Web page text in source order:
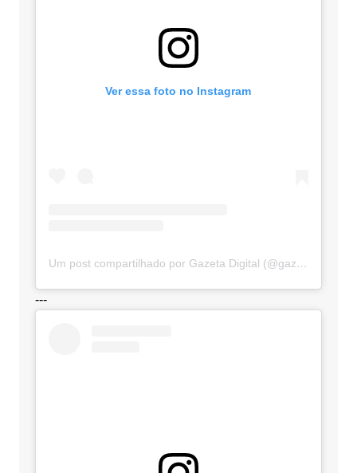
Ver essa foto no Instagram
Um post compartilhado por Gazeta Digital (@gazetadigital)
---